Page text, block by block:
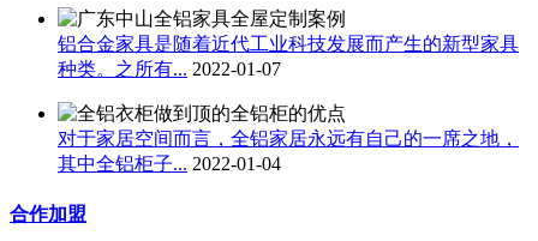
铝合金家具是随着近代工业科技发展而产生的新型家具
种类。之所有... 2022-01-07
对于家居空间而言，全铝家居永远有自己的一席之地，
其中全铝柜子... 2022-01-04
合作加盟